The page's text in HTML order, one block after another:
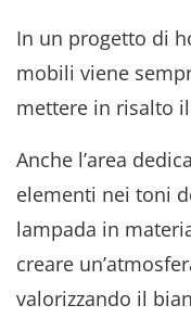
In un progetto di
mobili viene
mettere in risalto
Anche l’area
elementi nei toni
lampada in
creare
valorizzando il